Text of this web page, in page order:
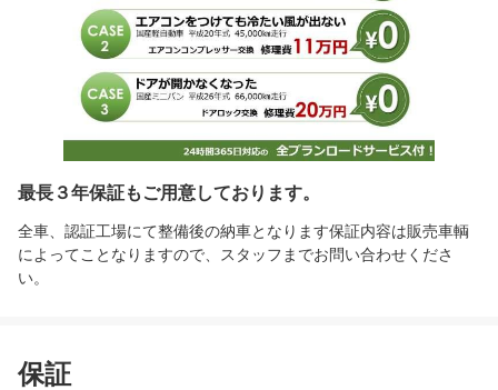
最長３年保証もご用意しております。
全車、認証工場にて整備後の納車となります保証内容は販売車輌
によってことなりますので、スタッフまでお問い合わせくださ
い。
保証